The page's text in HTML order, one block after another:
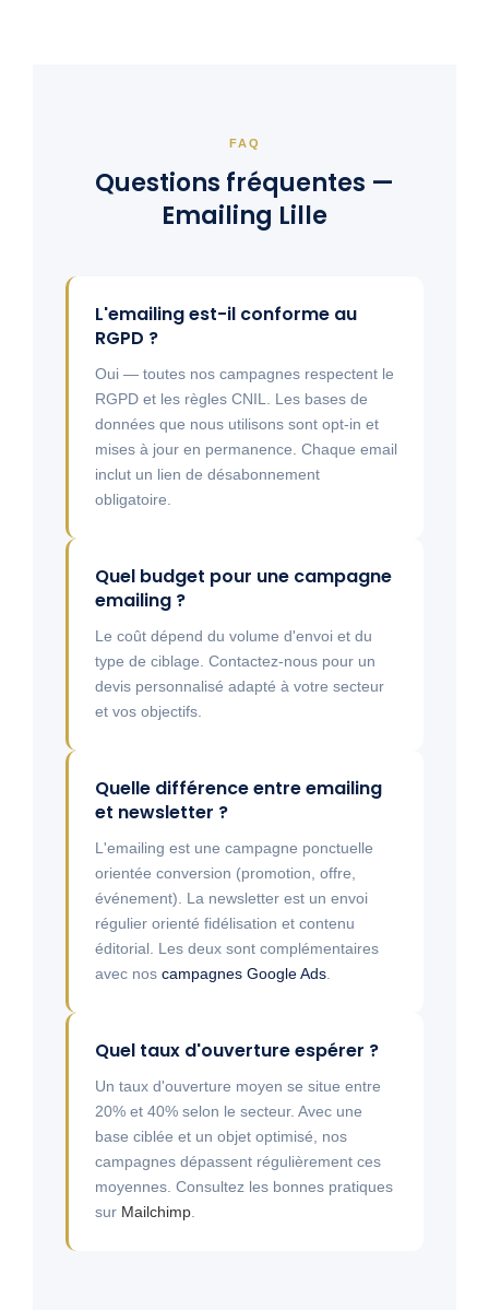
FAQ
Questions fréquentes —
Emailing Lille
L'emailing est-il conforme au
RGPD ?
Oui — toutes nos campagnes respectent le
RGPD et les règles CNIL. Les bases de
données que nous utilisons sont opt-in et
mises à jour en permanence. Chaque email
inclut un lien de désabonnement
obligatoire.
Quel budget pour une campagne
emailing ?
Le coût dépend du volume d'envoi et du
type de ciblage. Contactez-nous pour un
devis personnalisé adapté à votre secteur
et vos objectifs.
Quelle différence entre emailing
et newsletter ?
L'emailing est une campagne ponctuelle
orientée conversion (promotion, offre,
événement). La newsletter est un envoi
régulier orienté fidélisation et contenu
éditorial. Les deux sont complémentaires
avec nos campagnes Google Ads
Quel taux d'ouverture espérer ?
Un taux d'ouverture moyen se situe entre
20% et 40% selon le secteur. Avec une
base ciblée et un objet optimisé, nos
campagnes dépassent régulièrement ces
moyennes. Consultez les bonnes pratiques
sur Mailchimp